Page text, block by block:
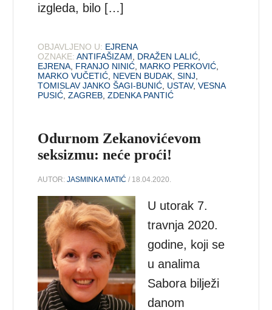
izgleda, bilo […]
OBJAVLJENO U: EJRENA
OZNAKE: ANTIFAŠIZAM DRAŽEN LALIĆ
EJRENA FRANJO NINIĆ MARKO PERKOVIĆ
MARKO VUČETIĆ NEVEN BUDAK ,SINJ
TOMISLAV JANKO ŠAGI-BUNIĆ USTAV,VESNA
PUSIĆ ,ZAGREB ,ZDENKA PANTIĆ
Odurnom Zekanovićevom
seksizmu: neće proći!
AUTOR:JASMINKA MATIĆ / 18.04.2020.
U utorak 7.
travnja 2020.
godine, koji se
u analima
Sabora bilježi
danom